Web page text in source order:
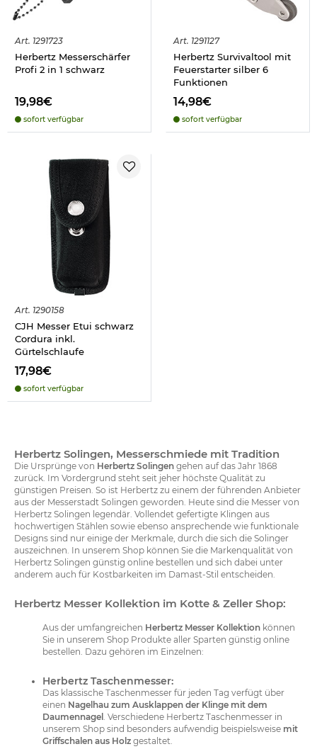
Art. 1291723
Herbertz Messerschärfer
Profi 2 in 1 schwarz
19,98€
sofort verfügbar
Art. 1291127
Herbertz Survivaltool mit
Feuerstarter silber 6
Funktionen
14,98€
sofort verfügbar
Art. 1290158
CJH Messer Etui schwarz
Cordura inkl.
Gürtelschlaufe
17,98€
sofort verfügbar
Herbertz Solingen, Messerschmiede mit Tradition
Die Ursprünge von Herbertz Solingen gehen auf das Jahr 1868
zurück. Im Vordergrund steht seit jeher höchste Qualität zu
günstigen Preisen. So ist Herbertz zu einem der führenden Anbieter
aus der Messerstadt Solingen geworden. Heute sind die Messer von
Herbertz Solingen legendär. Vollendet gefertigte Klingen aus
hochwertigen Stählen sowie ebenso ansprechende wie funktionale
Designs sind nur einige der Merkmale, durch die sich die Solinger
auszeichnen. In unserem Shop können Sie die Markenqualität von
Herbertz Solingen günstig online bestellen und sich dabei unter
anderem auch für Kostbarkeiten im Damast-Stil entscheiden.
Herbertz Messer Kollektion im Kotte & Zeller Shop:
Aus der umfangreichen Herbertz Messer Kollektion können
Sie in unserem Shop Produkte aller Sparten günstig online
bestellen. Dazu gehören im Einzelnen:
Herbertz Taschenmesser:
Das klassische Taschenmesser für jeden Tag verfügt über
einen Nagelhau zum Ausklappen der Klinge mit dem
Daumennagel . Verschiedene Herbertz Taschenmesser in
unserem Shop sind besonders aufwendig beispielsweise mit
Griffschalen aus Holz gestaltet.